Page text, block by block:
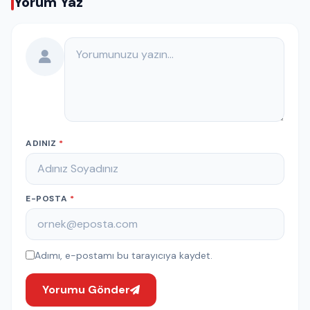
Yorumunuz
ADINIZ *
E-POSTA *
Adımı, e-postamı bu tarayıcıya kaydet.
Yorumu Gönder